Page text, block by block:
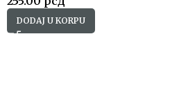
DODAJ U KORPU